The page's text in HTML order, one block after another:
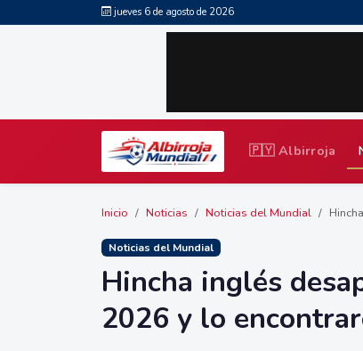
jueves 6 de agosto de 2026
🇵🇾 Albirroja
Inicio Noticias Noticias del Mundial
Noticias del Mundial
Hincha inglés
2026 y lo